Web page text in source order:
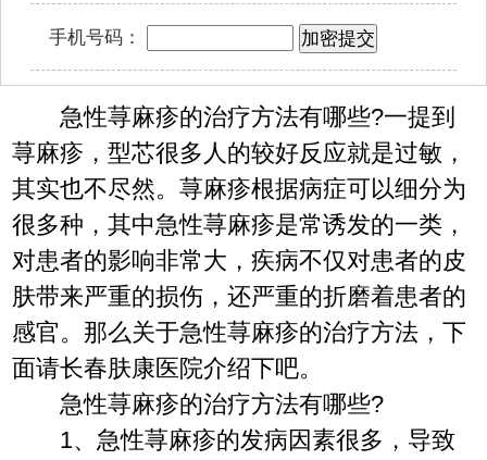
手机号码：
急性荨麻疹的治疗方法有哪些?一提到
荨麻疹，型芯很多人的较好反应就是过敏，
其实也不尽然。荨麻疹根据病症可以细分为
很多种，其中急性荨麻疹是常诱发的一类，
对患者的影响非常大，疾病不仅对患者的皮
肤带来严重的损伤，还严重的折磨着患者的
感官。那么关于急性荨麻疹的治疗方法，下
面请长春肤康医院介绍下吧。
急性荨麻疹的治疗方法有哪些?
1、急性荨麻疹的发病因素很多，导致